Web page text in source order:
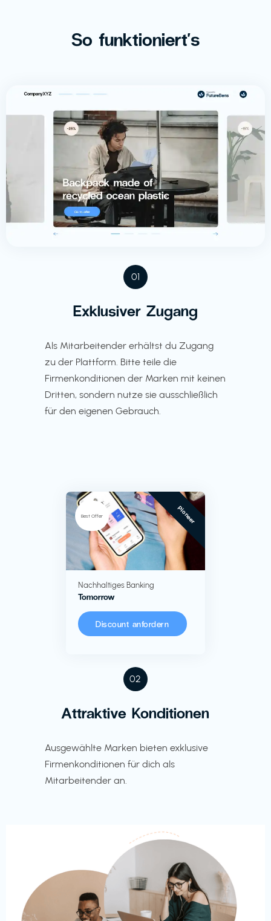
So funktioniert's
01
Exklusiver Zugang
Als Mitarbeitender erhältst du Zugang
zu der Plattform. Bitte teile die
Firmenkonditionen der Marken mit keinen
Dritten, sondern nutze sie ausschließlich
für den eigenen Gebrauch.
02
Attraktive Konditionen
Ausgewählte Marken bieten exklusive
Firmenkonditionen für dich als
Mitarbeitender an.
Best Offer Pioneer
Nachhaltiges Banking
Tomorrow
Discount anfordern